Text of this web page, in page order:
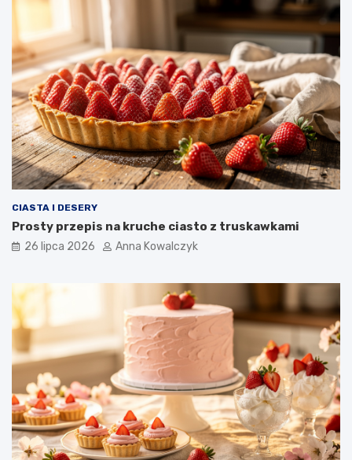
CIASTA I DESERY
Prosty przepis na kruche ciasto z truskawkami
26 lipca 2026 Anna Kowalczyk